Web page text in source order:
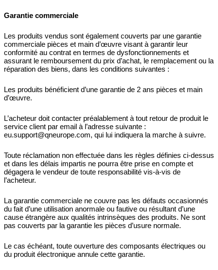
Garantie commerciale
Les produits vendus sont également couverts par une garantie
commerciale pièces et main d’œuvre visant à garantir leur
conformité au contrat en termes de dysfonctionnements et
assurant le remboursement du prix d’achat, le remplacement ou la
réparation des biens, dans les conditions suivantes :
Les produits bénéficient d’une garantie de 2 ans pièces et main
d’œuvre.
L’acheteur doit contacter préalablement à tout retour de produit le
service client par email à l’adresse suivante :
eu.support@qneurope.com, qui lui indiquera la marche à suivre.
Toute réclamation non effectuée dans les règles définies ci-dessus
et dans les délais impartis ne pourra être prise en compte et
dégagera le vendeur de toute responsabilité vis-à-vis de
l’acheteur.
La garantie commerciale ne couvre pas les défauts occasionnés
du fait d’une utilisation anormale ou fautive ou résultant d’une
cause étrangère aux qualités intrinsèques des produits. Ne sont
pas couverts par la garantie les pièces d’usure normale.
Le cas échéant, toute ouverture des composants électriques ou
du produit électronique annule cette garantie.